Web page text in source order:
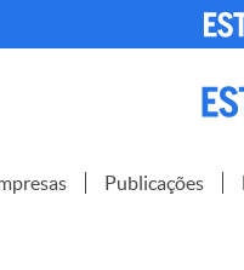
Publicações